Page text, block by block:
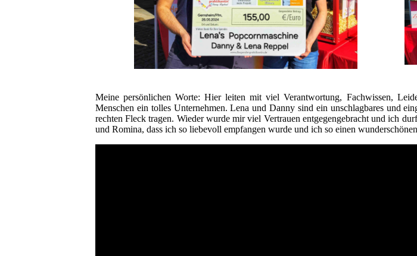
Meine persönlichen Worte: Hier leiten mit viel Verantwortung, Fachwissen,
Menschen ein tolles Unternehmen. Lena und Danny sind ein unschlagbares und
rechten Fleck tragen. Wieder wurde mir viel Vertrauen entgegengebracht und ich
und Romina, dass ich so liebevoll empfangen wurde und ich so einen